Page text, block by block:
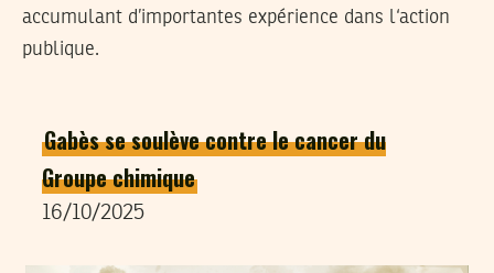
accumulant d’importantes expérience dans l‘action
publique.
Gabès se soulève contre le cancer du
Groupe chimique
16/10/2025